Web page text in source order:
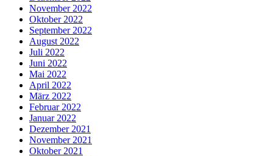
November 2022
Oktober 2022
September 2022
August 2022
Juli 2022
Juni 2022
Mai 2022
April 2022
März 2022
Februar 2022
Januar 2022
Dezember 2021
November 2021
Oktober 2021